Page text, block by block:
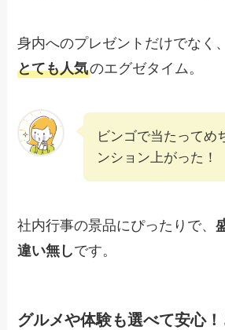
身内へのプレゼントだけでなく
とても人気のエグゼタイム。
ビンゴで当たってめ
ンション上がった！
社内行事の景品にぴったりで、
違い無しです。
グルメや体験も選べて安心